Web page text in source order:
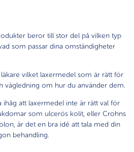
beror till stor del på vilken typ
som passar dina omständigheter
vilket laxermedel som är rätt för
vägledning om hur du använder dem.
ihåg att laxermedel inte är rätt val för
som ulcerös kolit, eller Crohns
är det en bra idé att tala med din
behandling.